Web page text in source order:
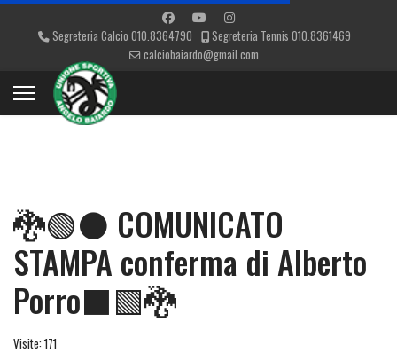
Segreteria Calcio 010.8364790
Segreteria Tennis 010.8361469
calciobaiardo@gmail.com
🐉🟢⚫ COMUNICATO
STAMPA conferma di Alberto
Porro⬛🟩🐉
Visite: 171